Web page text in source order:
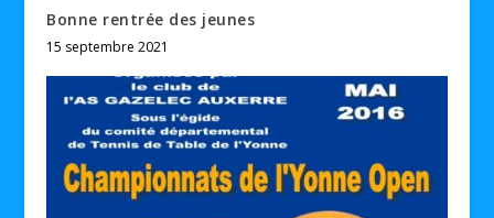
Bonne rentrée des jeunes
15 septembre 2021